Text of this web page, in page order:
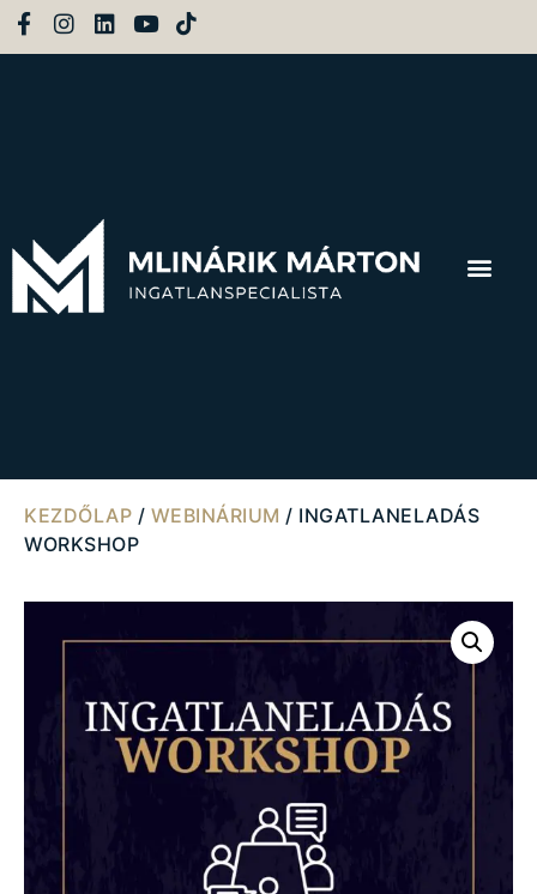
KEZDŐLAP / WEBINÁRIUM / INGATLANELADÁS
WORKSHOP